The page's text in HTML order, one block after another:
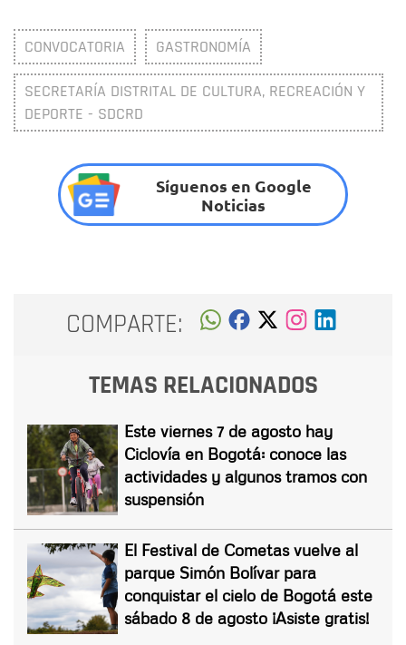
CONVOCATORIA GASTRONOMÍA
SECRETARÍA DISTRITAL DE CULTURA, RECREACIÓN Y
DEPORTE - SDCRD
Síguenos en Google
Noticias
COMPARTE:
TEMAS RELACIONADOS
Este viernes 7 de agosto hay
Ciclovía en Bogotá: conoce las
actividades y algunos tramos con
suspensión
El Festival de Cometas vuelve al
parque Simón Bolívar para
conquistar el cielo de Bogotá este
sábado 8 de agosto ¡Asiste gratis!